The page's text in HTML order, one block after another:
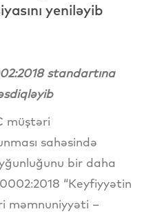
yeniləyib
standartına
müştəri
sahəsində
bir daha
“Keyfiyyətin
məmnuniyyəti –